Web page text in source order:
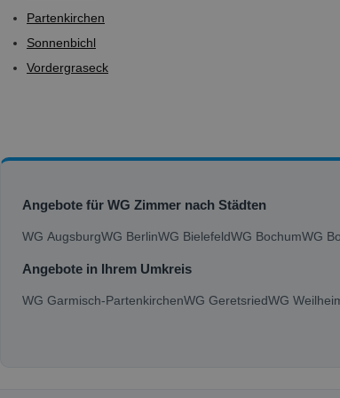
Partenkirchen
Sonnenbichl
Vordergraseck
Angebote für WG Zimmer nach Städten
WG AugsburgWG BerlinWG BielefeldWG BochumWG
Angebote in Ihrem Umkreis
WG Garmisch-PartenkirchenWG GeretsriedWG